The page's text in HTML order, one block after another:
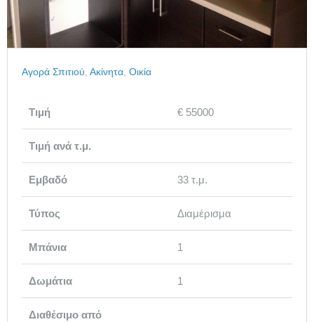
Αγορά Σπιτιού Ακίνητα Οικία
Τιμή € 55000
Τιμή ανά τ.μ.
Εμβαδό 33 τ.μ.
Τύπος Διαμέρισμα
Μπάνια 1
Δωμάτια 1
Διαθέσιμο από